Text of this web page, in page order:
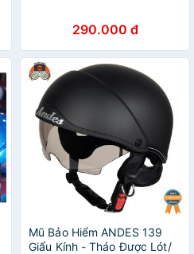
290.000 đ
Mũ Bảo Hiểm ANDES 139
Giấu Kính - Tháo Được Lót/